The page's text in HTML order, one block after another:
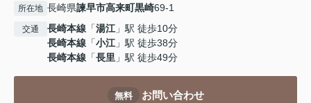
所在地 長崎県諫早市高来町黒崎69-1
交通 長崎本線 「湯江」駅 徒歩10分
長崎本線 「小江」駅 徒歩38分
長崎本線 「長里 」駅 徒歩49分
無料 お問い合わせ